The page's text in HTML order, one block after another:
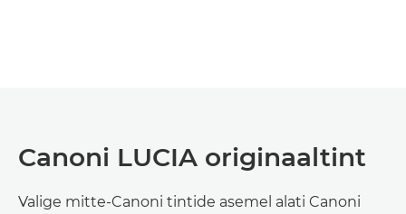
Canoni LUCIA originaaltint
Valige mitte-Canoni tintide asemel alati Canoni